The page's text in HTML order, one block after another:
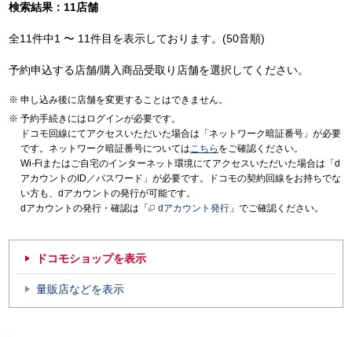
検索結果：11店舗
全11件中1 〜 11件目を表示しております。(50音順)
予約申込する店舗/購入商品受取り店舗を選択してください。
申し込み後に店舗を変更することはできません。
予約手続きにはログインが必要です。
ドコモ回線にてアクセスいただいた場合は「ネットワーク暗証番号」が必要
です。ネットワーク暗証番号についてはこちら をご確認ください。
Wi-Fiまたはご自宅のインターネット環境にてアクセスいただいた場合は「d
アカウントのID／パスワード」が必要です。ドコモの契約回線をお持ちでな
い方も、dアカウントの発行が可能です。
dアカウントの発行・確認は「
dアカウント発行 」でご確認ください。
ドコモショップを表示
量販店などを表示